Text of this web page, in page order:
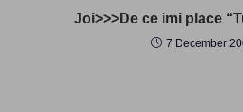
Joi>>>De ce imi place
7 December